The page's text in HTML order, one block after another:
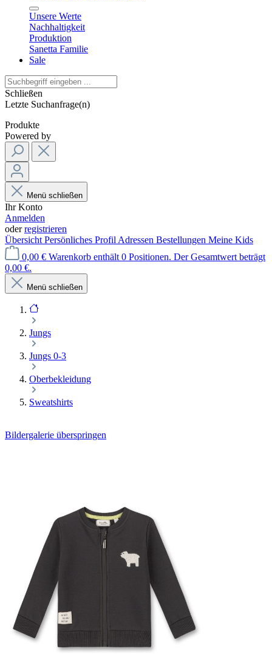
Unsere Werte
Nachhaltigkeit
Produktion
Sanetta Familie
Sale
Schließen
Letzte Suchanfrage(n)
Produkte
Powered by
Menü schließen
Ihr Konto
Anmelden
oderregistrieren
Übersicht Persönliches Profil Adressen Bestellungen Meine Kids
0,00 € Warenkorb enthält 0 Positionen. Der Gesamtwert beträgt
0,00 €.
Menü schließen
Jungs
Jungs 0-3
Oberbekleidung
Sweatshirts
Bildergalerie überspringen